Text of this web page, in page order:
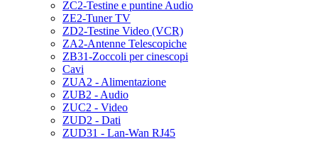
ZC2-Testine e puntine Audio
ZE2-Tuner TV
ZD2-Testine Video (VCR)
ZA2-Antenne Telescopiche
ZB31-Zoccoli per cinescopi
Cavi
ZUA2 - Alimentazione
ZUB2 - Audio
ZUC2 - Video
ZUD2 - Dati
ZUD31 - Lan-Wan RJ45